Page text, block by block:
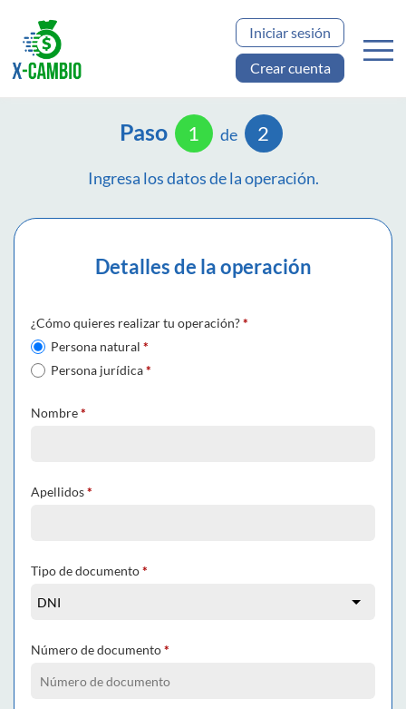
Iniciar sesión
Crear cuenta
Paso 1 de 2
Ingresa los datos de la operación.
Detalles de la operación
¿Cómo quieres realizar tu operación?*
Persona natural *
Persona jurídica*
Nombre*
Apellidos*
Tipo de documento*
Número de documento*